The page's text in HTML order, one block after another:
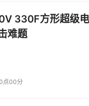
330F方形超级
难题
点00分